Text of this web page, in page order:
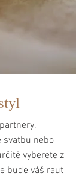
svatbu nebo
vyberete z
bude váš raut